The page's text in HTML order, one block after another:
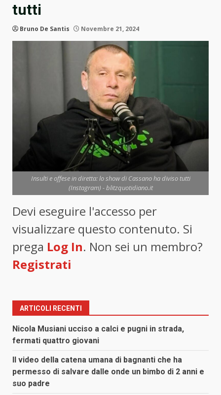
tutti
Bruno De Santis Novembre 21, 2024
Insulti e offese in diretta: lo show di Cassano ha diviso tutti
(Instagram) - blitzquotidiano.it
Devi eseguire l'accesso per
visualizzare questo contenuto. Si
prega Log In. Non sei un membro?
Registrati
ARTICOLI RECENTI
Nicola Musiani ucciso a calci e pugni in strada,
fermati quattro giovani
Il video della catena umana di bagnanti che ha
permesso di salvare dalle onde un bimbo di 2 anni e
suo padre